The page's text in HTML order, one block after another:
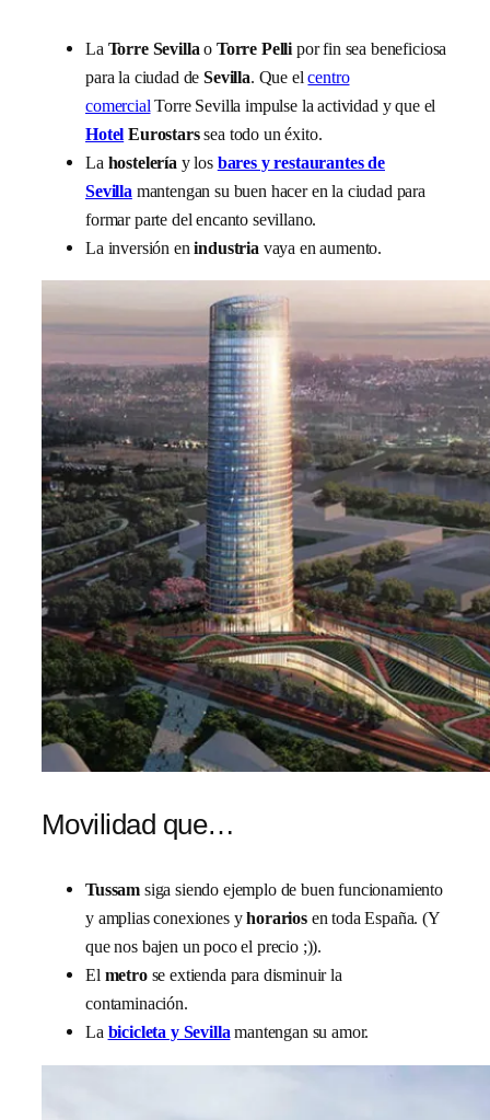
La Torre Sevillao Torre Pellipor fin sea beneficiosa
para la ciudad deSevilla. Que elcentro
comercialTorre Sevilla impulse la actividad y que el
Hotel Eurostarssea todo un éxito.
La hosteleríay los bares y restaurantes de
Sevillamantengan su buen hacer en la ciudad para
formar parte del encanto sevillano.
La inversión enindustriavaya en aumento.
Movilidad que…
Tussam siga siendo ejemplo de buen funcionamiento
y amplias conexiones yhorariosen toda España. (Y
que nos bajen un poco el precio ;)).
El metrose extienda para disminuir la
contaminación.
La bicicleta y Sevillamantengan su amor.